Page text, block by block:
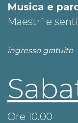
Musica e
Maestri e
ingresso gratuito
Ore 10.00